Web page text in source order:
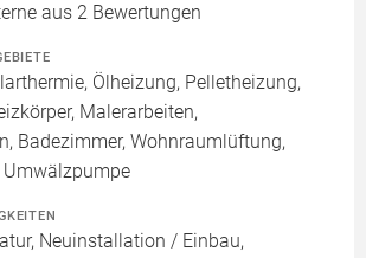
aus 2 Bewertungen
Ölheizung, Pelletheizung,
Malerarbeiten,
Badezimmer, Wohnraumlüftung,
Umwälzpumpe
Neuinstallation / Einbau,